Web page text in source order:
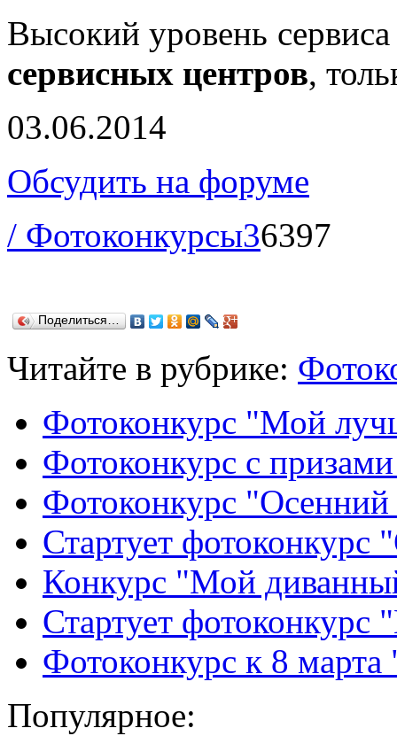
Высокий уровень сервиса
сервисных центров,
03.06.2014
Обсудить на форуме
/ Фотоконкурсы36397
Поделиться…
Читайте в рубрике:
Фотоконкурс "Мой
Фотоконкурс с
Фотоконкурс
Стартует
Конкурс "Мой
Стартует
Фотоконкурс к 8
Популярное: